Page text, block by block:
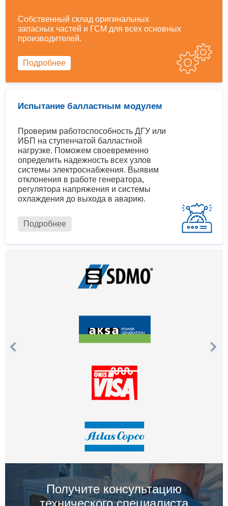
Собственный склад оригинальных
запасных частей и ГСМ для всех основных
производителей.
Подробнее
Испытание балластным модулем
Проверим работоспособность ДГУ или
ИБП на ступенчатой балластной
нагрузке. Поможем своевременно
определить надежность всех узлов
системы электроснабжения. Выявим
отклонения в работе генератора,
регулятора напряжения и системы
охлаждения до выхода в аварию.
Подробнее
Получите консультацию